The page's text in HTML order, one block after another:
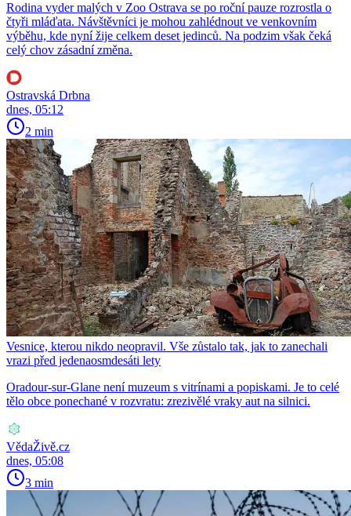
Rodina vyder malých v Zoo Ostrava se po roční pauze rozrostla o
čtyři mláďata. Návštěvníci je mohou zahlédnout ve venkovním
výběhu, kde nyní žije celkem deset jedinců. Na podzim však čeká
celý chov zásadní změna.
Ostravská Drbna
dnes, 05:12
2 min
Vesnice, kterou nikdo neopravil. Vše zůstalo tak, jak to zanechali
vrazi před jedenaosmdesáti lety
Oradour-sur-Glane není muzeum s vitrínami a popiskami. Je to celé
tělo obce ponechané v rozvratu: zrezivělé vraky aut na silnici.
VědaŽivě.cz
dnes, 05:08
3 min